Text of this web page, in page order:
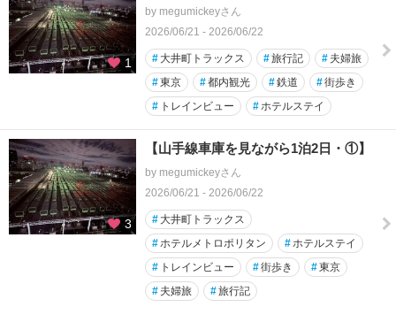
1
by megumickeyさん
2026/06/21 - 2026/06/22
# 大井町トラックス #旅行記 # 夫婦旅
#東京 #都内観光 #鉄道 #街歩き
# トレインビュー # ホテルステイ
3
【山手線車庫を見ながら1泊2日・①】
by megumickeyさん
2026/06/21 - 2026/06/22
# 大井町トラックス
# ホテルメトロポリタン # ホテルステイ
# トレインビュー #街歩き #東京
# 夫婦旅 #旅行記